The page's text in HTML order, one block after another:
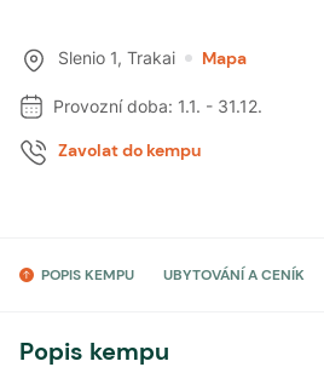
Slenio 1, Trakai Mapa
Provozní doba: 1.1. - 31.12.
Zavolat do kempu
POPIS KEMPU UBYTOVÁNÍ A CENÍK
Popis kempu